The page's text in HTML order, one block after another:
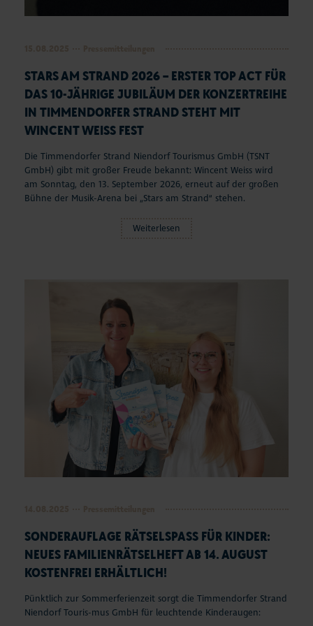
STARS AM STRAND 2026 – ERSTER TOP ACT FÜR
DAS 10-JÄHRIGE JUBILÄUM DER KONZERTREIHE
IN TIMMENDORFER STRAND STEHT MIT
WINCENT WEISS FEST
Die Timmendorfer Strand Niendorf Tourismus GmbH (TSNT
GmbH) gibt mit großer Freude bekannt: Wincent Weiss wird
am Sonntag, den 13. September 2026, erneut auf der großen
Bühne der Musik-Arena bei „Stars am Strand“ stehen.
Weiterlesen
SONDERAUFLAGE RÄTSELSPASS FÜR KINDER: N
EUES FAMILIENRÄTSELHEFT AB 14. AUGUST K
OSTENFREI ERHÄLTLICH!
Pünktlich zur Sommerferienzeit sorgt die Timmendorfer Strand
Niendorf Touris-mus GmbH für leuchtende Kinderaugen: